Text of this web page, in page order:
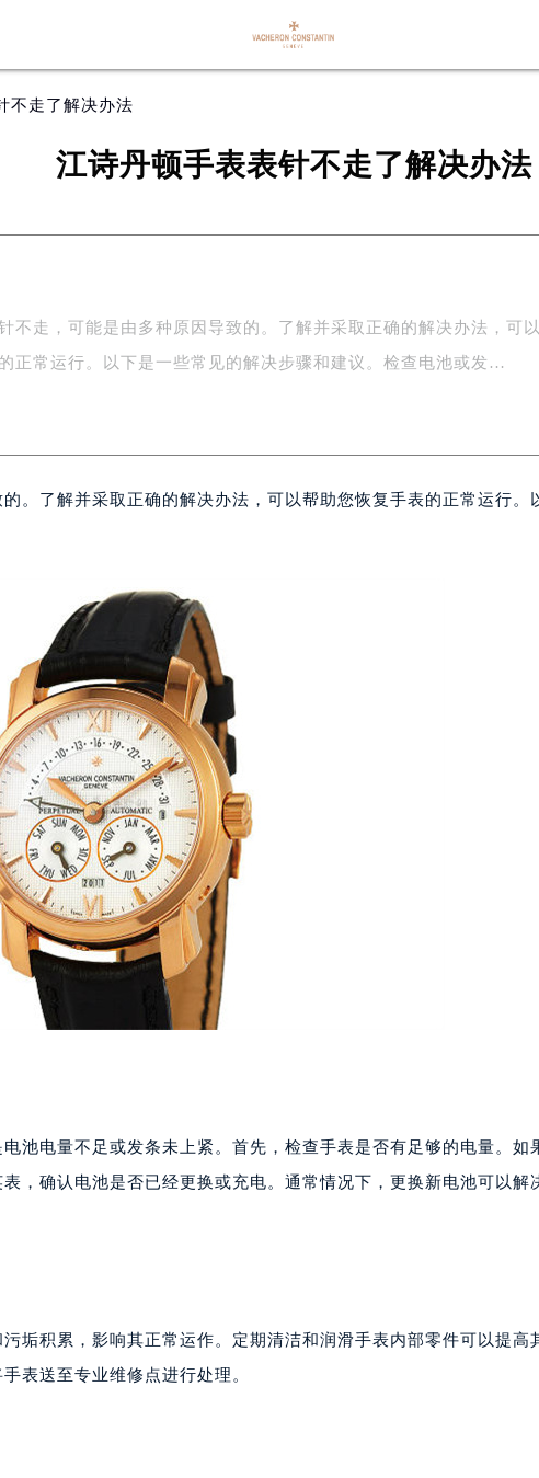
不走了解决办法
江诗丹顿手表表针不走了解决办法
不走，可能是由多种原因导致的。了解并采取正确的解决办法，可以
正常运行。以下是一些常见的解决步骤和建议。检查电池或发…
。了解并采取正确的解决办法，可以帮助您恢复手表的正常运行。
池电量不足或发条未上紧。首先，检查手表是否有足够的电量。如
，确认电池是否已经更换或充电。通常情况下，更换新电池可以解
垢积累，影响其正常运作。定期清洁和润滑手表内部零件可以提高
表送至专业维修点进行处理。